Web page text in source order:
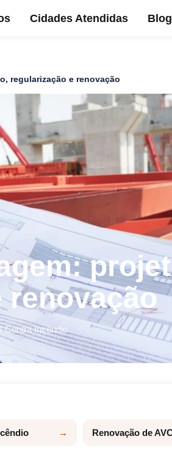
Cidades Atendidas Blog
regularização e renovação
renovação
Contra Incêndio
Renovação de